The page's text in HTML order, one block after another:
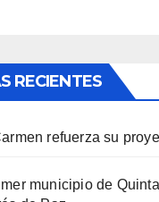
RECIENTES
refuerza su
municipio de